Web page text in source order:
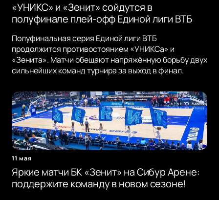
«УНИКС» и «Зенит» сойдутся в
полуфинале плей-офф Единой лиги ВТБ
Полуфинальная серия Единой лиги ВТБ
продолжится противостоянием «УНИКСа» и
«Зенита». Матчи обещают напряжённую борьбу двух
сильнейших команд турнира за выход в финал.
11 мая
Яркие матчи БК «Зенит» на Сибур Арене:
поддержите команду в новом сезоне!